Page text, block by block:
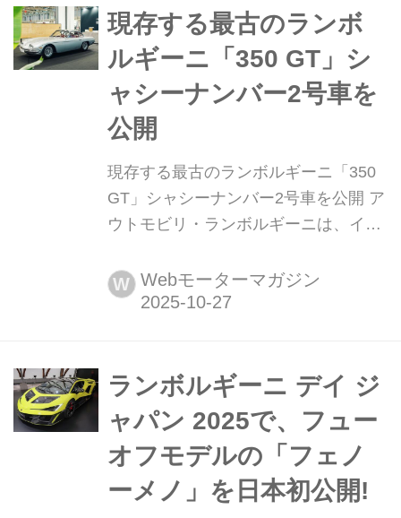
ラゴだ。
現存する最古のランボ
ルギーニ「350 GT」シ
ャシーナンバー2号車を
公開
現存する最古のランボルギーニ「350
GT」シャシーナンバー2号車を公開 ア
ウトモビリ・ランボルギーニは、イタ
「オート・エ・モト・デポカ(Auto e
Moto dユEpoca)」に3年連続で出展す
ャシーナンバー2号車。ブランドのヘ
リテージ部門「...
W Webモーターマガジン
ランボルギーニ デイ ジ
ャパン 2025で、フュー
オフモデルの「フェノ
ーメノ」を日本初公開!